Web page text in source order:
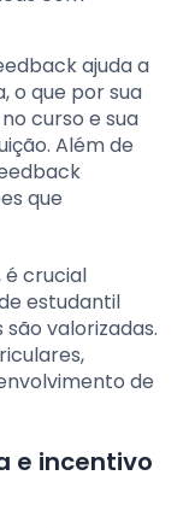
ajuda a
o que por sua
curso e sua
Além de
que
é crucial
estudantil
valorizadas.
de
e incentivo